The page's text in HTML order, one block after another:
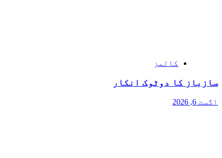
کالمز
سازباز کا دوٹوک انکار
اگست 6, 2026